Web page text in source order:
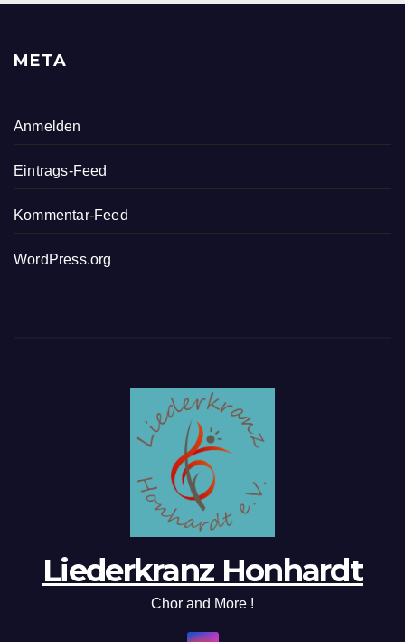
META
Anmelden
Eintrags-Feed
Kommentar-Feed
WordPress.org
Liederkranz Honhardt
Chor and More !